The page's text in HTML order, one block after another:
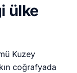
ülke
Kuzey
coğrafyada